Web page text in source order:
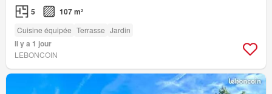
5 107 m²
Cuisine équipée Terrasse Jardin
Il y a 1 jour
LEBONCOIN